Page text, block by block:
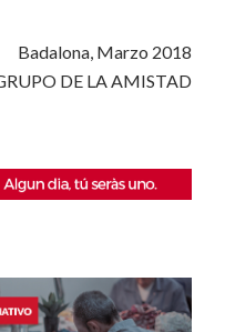
Badalona, ​​Marzo 2018
DE LA AMISTAD